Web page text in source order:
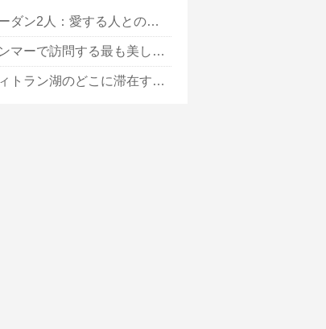
ジョーダン2人：愛する人とのロマンチックな関係
ミャンマーで訪問する最も美しい場所の10
アティトラン湖のどこに滞在するか